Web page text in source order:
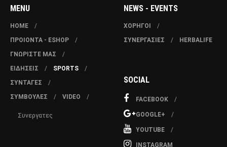
MENU
HOME
ΠΡΟΙΟΝΤΑ - ESHOP
ΓΝΩΡΙΣΤΕ ΜΑΣ
ΕΙΔΗΣΕΙΣ
SPORTS
ΣΥΝΤΑΓΕΣ
ΣΥΜΒΟΥΛΕΣ
VIDEO
Συνεργατες
NEWS - EVENTS
ΧΟΡΗΓΟΙ
ΣΥΝΕΡΓΑΣΙΕΣ
HERBALIFE
SOCIAL
FACEBOOK
GOOGLE+
YOUTUBE
INSTAGRAM